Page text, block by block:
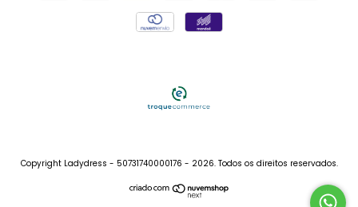
Copyright Ladydress - 50731740000176 - 2026. Todos os direitos reservados.